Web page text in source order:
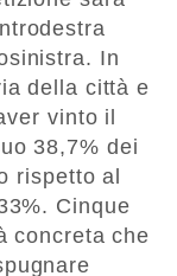
In
della città e
vinto il
38,7% dei
rispetto al
Cinque
concreta che